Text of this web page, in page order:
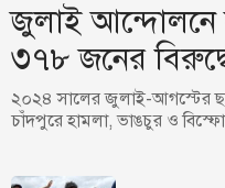
জুলাই আন্দোলনে
৩৭৮ জনের
২০২৪ সালের জুলাই-আগস্টের
চাঁদপুরে হামলা, ভাঙচুর ও